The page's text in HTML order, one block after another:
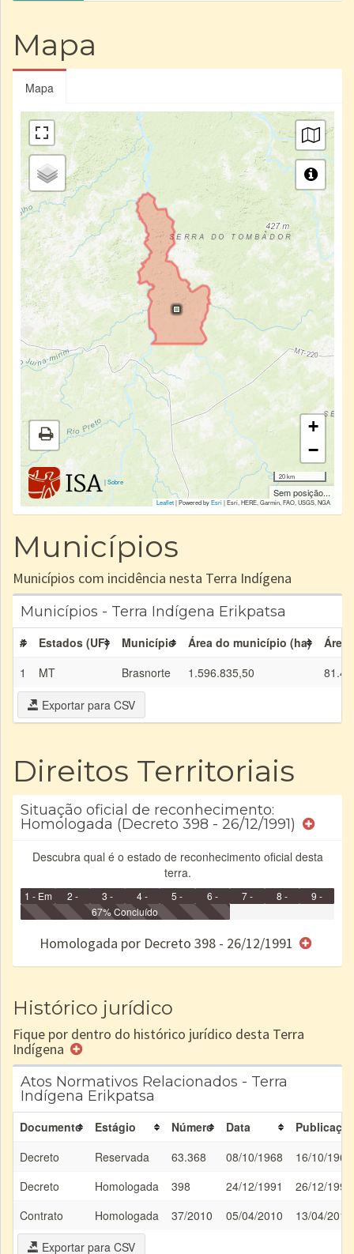
Mapa
Mapa
|Sobre
+
−
20 km
Sem posição...
Leaflet| Powered byEsri|Esri, HERE, Garmin, FAO, USGS, NGA
Municípios
Municípios com incidência nesta Terra Indígena
Municípios - Terra Indígena Erikpatsa
# Estados (UF) Município Área do município (ha)
Área
1
MT Brasnorte 1.596.835,50
Exportar para CSV
Direitos Territoriais
Situação oficial de reconhecimento:
Homologada (Decreto 398 - 26/12/1991)
Descubra qual é o estado de reconhecimento oficial desta
terra.
1 - Em
Identificação
2 -
Identificada
3 -
Declarada
4 -
Reservada
5 -
Homologada
6 -
Registrada
e/ou
7 -
Restrição
8 -
9 -
67% Concluído
Homologada por Decreto 398 - 26/12/1991
Histórico jurídico
Fique por dentro do histórico jurídico desta Terra
Indígena
Atos Normativos Relacionados - Terra
Indígena Erikpatsa
Documento Estágio Número Data
Decreto
Reservada 63.368 08/10/1968
16/10/1968
Decreto
Homologada 398 24/12/1991
26/12/1991
Contrato
Homologada 37/2010 05/04/2010
13/04/2010
Exportar para CSV